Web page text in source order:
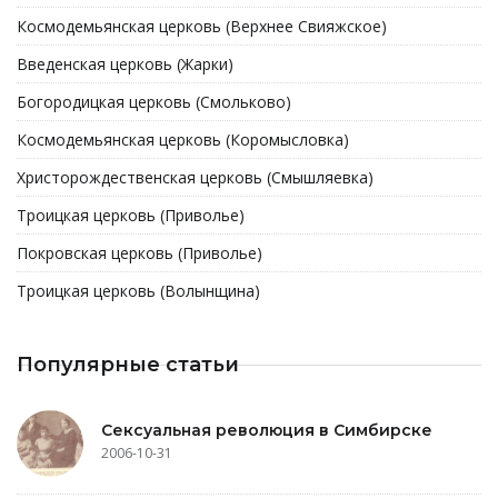
Космодемьянская церковь (Верхнее Свияжское)
Введенская церковь (Жарки)
Богородицкая церковь (Смольково)
Космодемьянская церковь (Коромысловка)
Христорождественская церковь (Смышляевка)
Троицкая церковь (Приволье)
Покровская церковь (Приволье)
Троицкая церковь (Волынщина)
Популярные статьи
Сексуальная революция в Симбирске
2006-10-31